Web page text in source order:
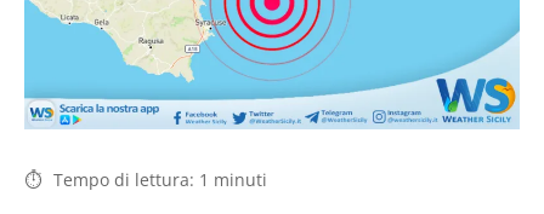
Tempo di lettura: 1 minuti